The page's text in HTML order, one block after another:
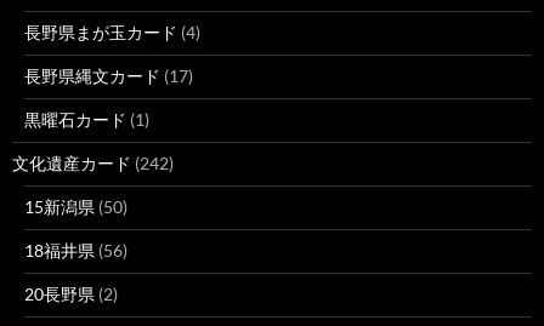
長野県まが玉カード (4)
長野県縄文カード (17)
黒曜石カード (1)
文化遺産カード (242)
15新潟県 (50)
18福井県 (56)
20長野県 (2)